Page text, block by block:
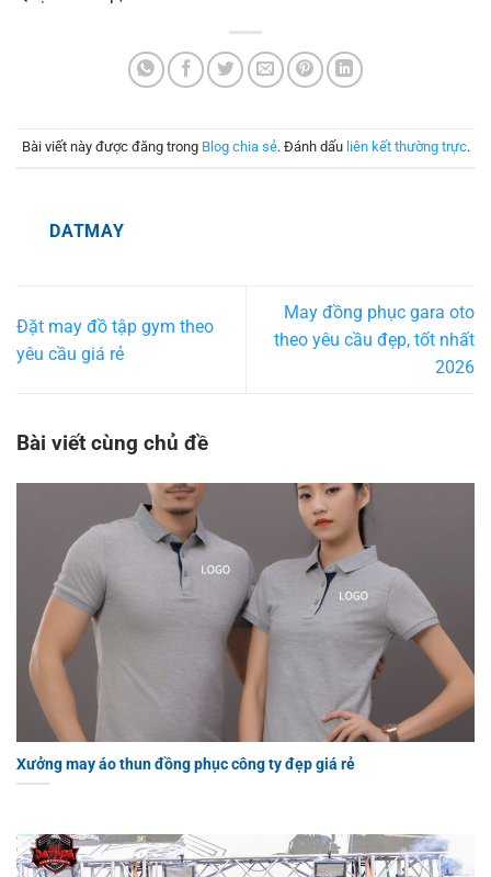
Bài viết này được đăng trong Blog chia sẻ. Đánh dấu liên kết thường trực.
DATMAY
Đặt may đồ tập gym theo
yêu cầu giá rẻ
May đồng phục gara oto
theo yêu cầu đẹp, tốt nhất
2026
Bài viết cùng chủ đề
Xưởng may áo thun đồng phục công ty đẹp giá rẻ